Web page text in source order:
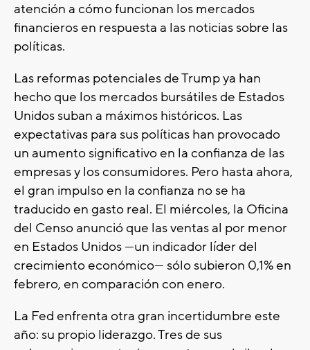
atención a cómo funcionan los mercados
financieros en respuesta a las noticias sobre las
políticas.
Las reformas potenciales de Trump ya han
hecho que los mercados bursátiles de Estados
Unidos suban a máximos históricos. Las
expectativas para sus políticas han provocado
un aumento significativo en la confianza de las
empresas y los consumidores. Pero hasta ahora,
el gran impulso en la confianza no se ha
traducido en gasto real. El miércoles, la Oficina
del Censo anunció que las ventas al por menor
en Estados Unidos —un indicador líder del
crecimiento económico— sólo subieron 0,1% en
febrero, en comparación con enero.
La Fed enfrenta otra gran incertidumbre este
año: su propio liderazgo. Tres de sus